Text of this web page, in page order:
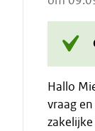
Hallo
vraag